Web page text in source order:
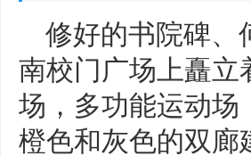
修好的书院碑、
南校门广场上矗
场，多功能运动
橙色和灰色的双